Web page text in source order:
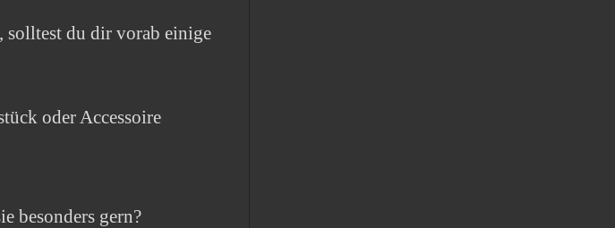
solltest du dir vorab einige
oder Accessoire
besonders gern?